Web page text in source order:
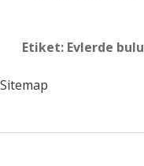
Etiket: Evlerde
Sitemap